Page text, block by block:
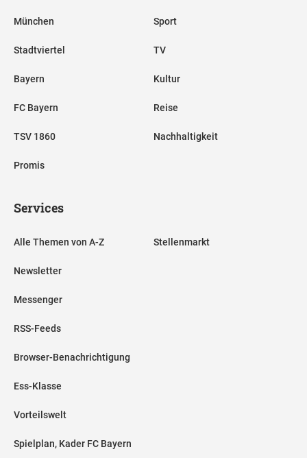
München
Stadtviertel
Bayern
FC Bayern
TSV 1860
Promis
Sport
TV
Kultur
Reise
Nachhaltigkeit
Services
Alle Themen von A-Z
Newsletter
Messenger
RSS-Feeds
Browser-Benachrichtigung
Ess-Klasse
Vorteilswelt
Spielplan, Kader FC Bayern
Stellenmarkt